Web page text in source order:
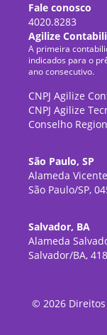
Fale conosco
4020.8283
Agilize
A primeira
indicados para o
ano consecutivo.
CNPJ Agilize
CNPJ Agilize
Conselho
São Paulo, SP
Alameda
São Paulo/SP,
Salvador, BA
Alameda
Salvador/BA,
© 2026Direitos